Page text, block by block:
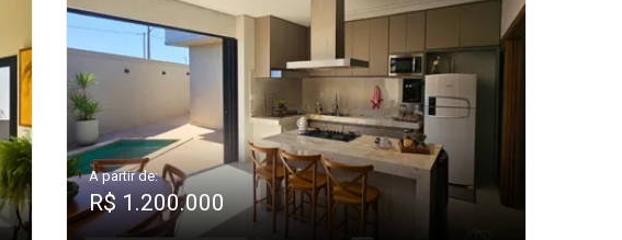
A partir de:
R$ 1.200.000